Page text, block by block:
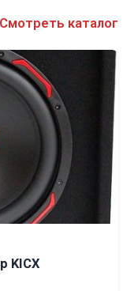
Смотреть каталог
KICX